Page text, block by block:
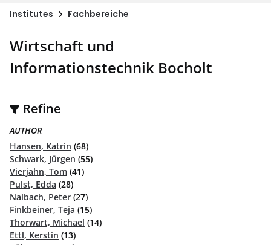
Institutes Fachbereiche
Wirtschaft und
Informationstechnik Bocholt
Refine
AUTHOR
Hansen, Katrin (68)
Schwark, Jürgen (55)
Vierjahn, Tom (41)
Pulst, Edda (28)
Nalbach, Peter (27)
Finkbeiner, Teja (15)
Thorwart, Michael (14)
Ettl, Kerstin (13)